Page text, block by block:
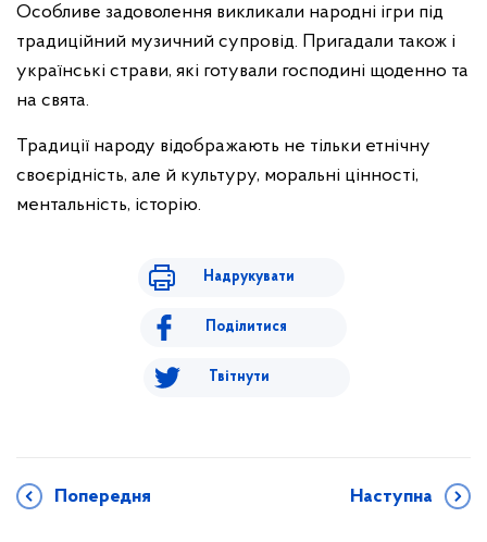
Особливе задоволення викликали народні ігри під
традиційний музичний супровід. Пригадали також і
українські страви, які готували господині щоденно та
на свята.
Традиції народу відображають не тільки етнічну
своєрідність, але й культуру, моральні цінності,
ментальність, історію.
Надрукувати
Поділитися
Твітнути
Попередня Наступна